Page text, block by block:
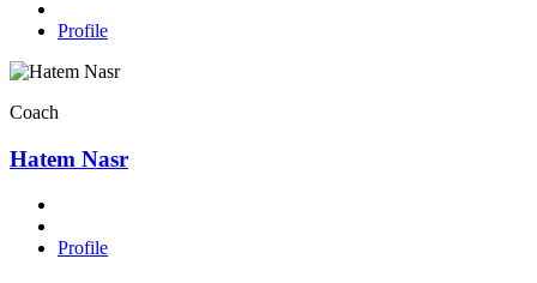
Profile
Coach
Hatem Nasr
Profile